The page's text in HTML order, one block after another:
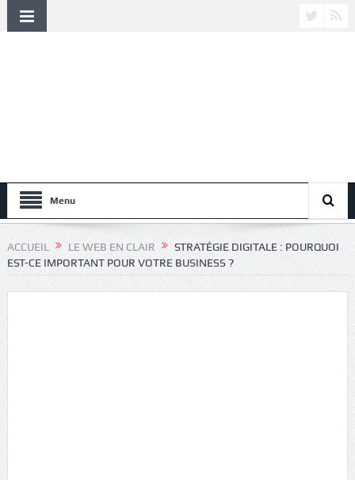
Menu
ACCUEIL LE WEB EN CLAIR
STRATÉGIE DIGITALE : POURQUOI
EST-CE IMPORTANT POUR VOTRE BUSINESS ?